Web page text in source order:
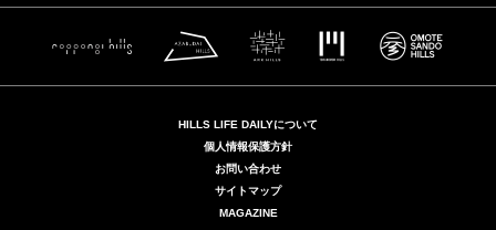
ベントが勢揃い。人気フラワーショップが一堂に会するマー
ケットに、芝生広場での青空ヨガ、旬素材をふんだんに使用
した旬グルメフェアからバードウォッチングまで。都心なら
ではの新しい春の楽しみ方を見つけに、足を運んでみてはい